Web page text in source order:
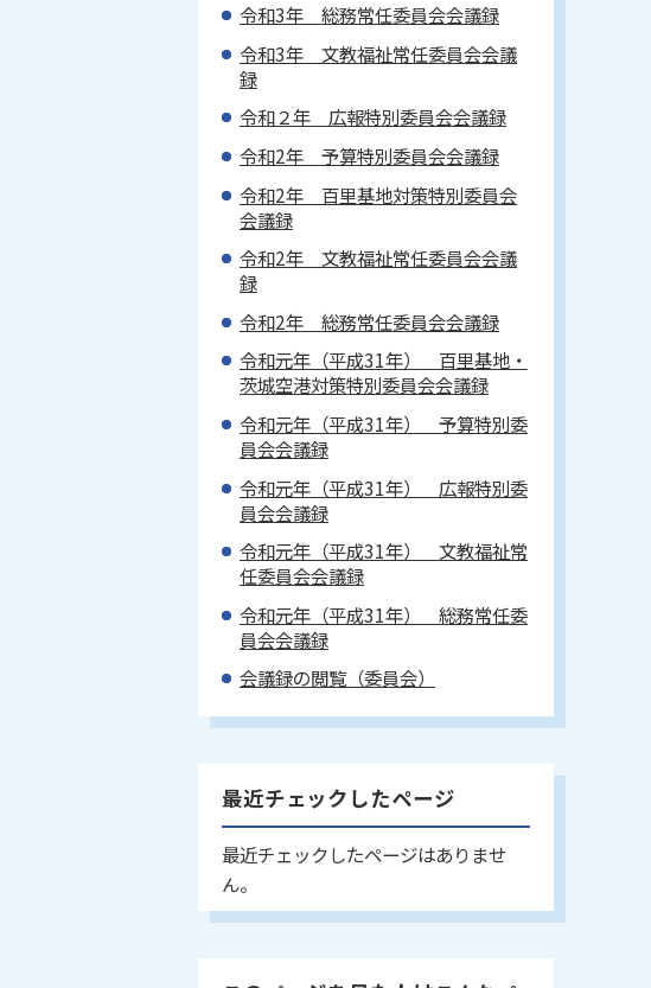
令和3年 総務常任委員会会議録
令和3年 文教福祉常任委員会会議
録
令和２年 広報特別委員会会議録
令和2年 予算特別委員会会議録
令和2年 百里基地対策特別委員会
会議録
令和2年 文教福祉常任委員会会議
録
令和2年 総務常任委員会会議録
令和元年（平成31年） 百里基地・
茨城空港対策特別委員会会議録
令和元年（平成31年） 予算特別委
員会会議録
令和元年（平成31年） 広報特別委
員会会議録
令和元年（平成31年） 文教福祉常
任委員会会議録
令和元年（平成31年） 総務常任委
員会会議録
会議録の閲覧（委員会）
最近チェックしたページ
最近チェックしたページはありませ
ん。